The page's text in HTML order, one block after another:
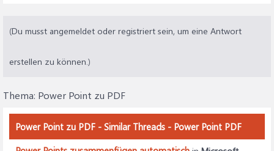
(Du musst angemeldet oder registriert sein, um eine Antwort
erstellen zu können.)
Thema: Power Point zu PDF
Power Point zu PDF - Similar Threads - Power Point PDF